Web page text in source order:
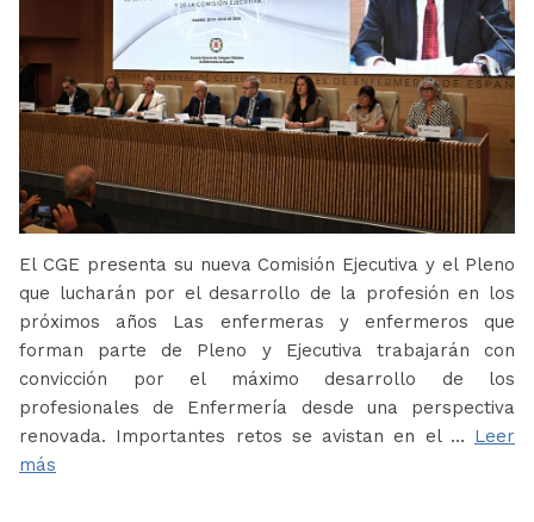
El CGE presenta su nueva Comisión Ejecutiva y el Pleno
que lucharán por el desarrollo de la profesión en los
próximos años Las enfermeras y enfermeros que
forman parte de Pleno y Ejecutiva trabajarán con
convicción por el máximo desarrollo de los
profesionales de Enfermería desde una perspectiva
renovada. Importantes retos se avistan en el … Leer
más